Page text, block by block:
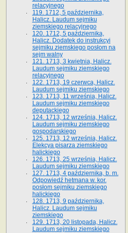
relacyjnego
119. 1712, 5 października,
Halicz. Laudum sejmiku
ziemskiego relacyjnego
120. 1712, 5 października,
Halicz. Dodatek do instrukcyi
sejmiku ziemskiego posłom na
sejm walny
121. 1713, 3 kwietnia, Halicz.
Laudum sejmiku ziemskiego
relacyjnego
122. 1713, 19 czerwca, Halicz.
Laudum sejmiku ziemskiego
123. 1713, 11 września, Halicz.
Laudum sejmiku ziemskiego
deputackiego
124. 1713, 12 września, Halicz.
Laudum sejmiku ziemskiego
gospodarskiego
125. 1713, 12 września, Halicz.
Elekcya pisarza ziemskiego
halickiego
126. 1713, 25 września, Halicz.
Laudum sejmiku ziemskiego
127. 1713, 4 października, b. m.
Odpowiedź hetmana w. kor.
posłom sejmiku ziemskiego
halickiego
128. 1713, 9 października,
Halicz. Laudum sejmiku
ziemskiego
129. 1713, 20 listopada, Halicz.
Laudum sejmiku ziemskiego